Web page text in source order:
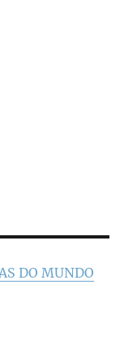
DO MUNDO